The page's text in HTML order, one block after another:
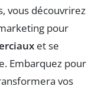
vous découvrirez
pour
et se
Embarquez pour
vos